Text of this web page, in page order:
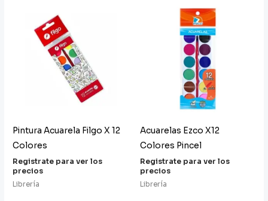
Pintura Acuarela Filgo X 12
Colores
Registrate para ver los
precios
Librería
Acuarelas Ezco X12
Colores Pincel
Registrate para ver los
precios
Librería